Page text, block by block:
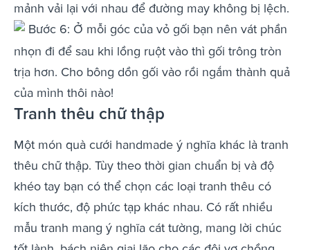
mảnh vải lại với nhau để đường may không bị lệch.
Bước 6: Ở mỗi góc của vỏ gối bạn nên vát phần
nhọn đi để sau khi lồng ruột vào thì gối trông tròn
trịa hơn. Cho bông dồn gối vào rồi ngắm thành quả
của mình thôi nào!
Tranh thêu chữ thập
Một món quà cưới handmade ý nghĩa khác là tranh
thêu chữ thập. Tùy theo thời gian chuẩn bị và độ
khéo tay bạn có thể chọn các loại tranh thêu có
kích thước, độ phức tạp khác nhau. Có rất nhiều
mẫu tranh mang ý nghĩa cát tường, mang lời chúc